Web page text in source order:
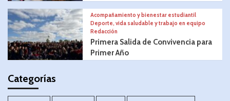
Acompañamiento y bienestar estudiantil
Deporte, vida saludable y trabajo en equipo
Redacción
Primera Salida de Convivencia para
Primer Año
Categorías